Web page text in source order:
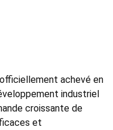
achevé en
industriel
croissante de
et